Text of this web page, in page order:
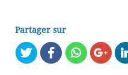
Partager sur